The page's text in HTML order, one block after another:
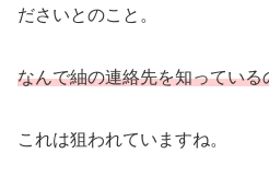
ださいとのこと。
なんで紬の連絡先を知っている
これは狙われていますね。